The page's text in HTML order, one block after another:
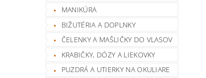
MANIKÚRA
BIŽUTÉRIA A DOPLNKY
ČELENKY A MAŠLIČKY DO VLASOV
KRABIČKY, DÓZY A LIEKOVKY
PUZDRÁ A UTIERKY NA OKULIARE